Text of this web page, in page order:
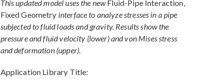
This updated model uses the newFluid-Pipe Interaction,
Fixed Geometry interface to analyze stresses in a pipe
subjected to fluid loads and gravity. Results show the
pressure and fluid velocity (lower) and von Mises stress
and deformation (upper).
Application Library Title: